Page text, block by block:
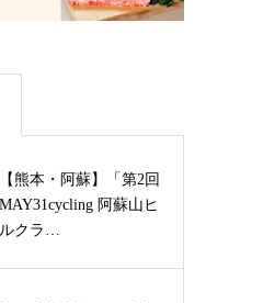
【熊本・阿蘇】「第2回
MAY31cycling 阿蘇山ヒ
ルクラ…